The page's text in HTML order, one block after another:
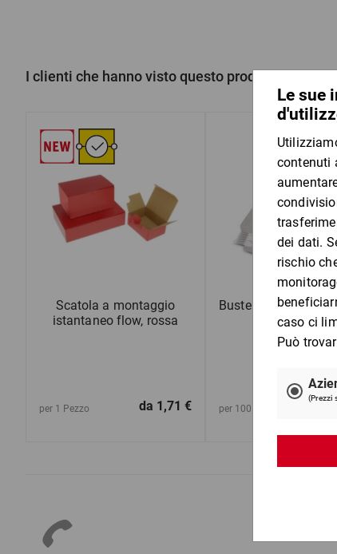
I clienti che hanno visto questo prodotto hanno
Scatola a montaggio
istantaneo flow, rossa
per 1 Pezzo da 1,71 €
Buste ratioMedia
cartoncino
per 100 Pezzo da